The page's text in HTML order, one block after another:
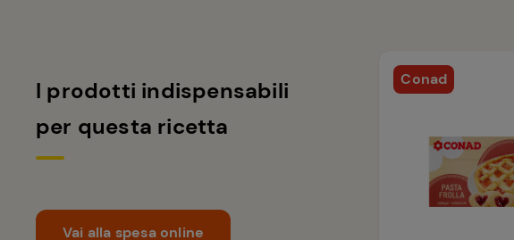
I prodotti indispensabili
per questa ricetta
Vai alla spesa online
Conad